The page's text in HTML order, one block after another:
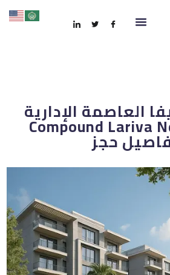
العاصمة الإدارية
Compound Lariva
حجز